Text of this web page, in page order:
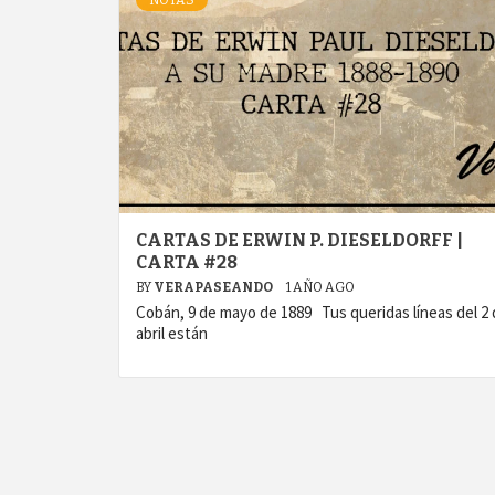
CARTAS DE ERWIN P. DIESELDORFF |
CARTA #28
BY VERAPASEANDO 1 AÑO AGO
Cobán, 9 de mayo de 1889 Tus queridas líneas del 2
abril están